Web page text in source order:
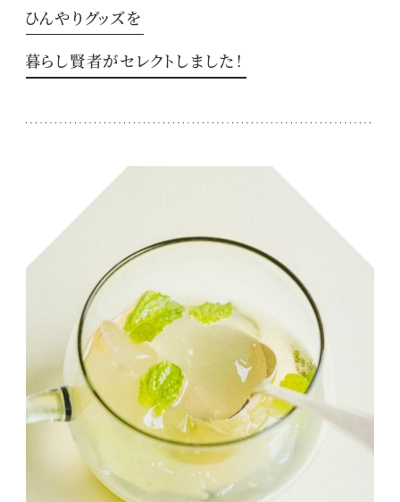
ひんやりグッズを
暮らし賢者がセレクトしました！